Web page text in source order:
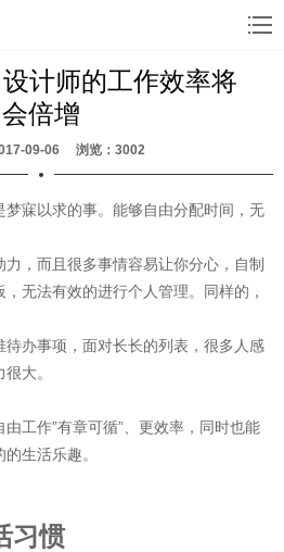
计师的工作效率将
会倍增
09-06 浏览：3002
寐以求的事。能够自由分配时间，无
，而且很多事情容易让你分心，自制
无法有效的进行个人管理。同样的，
办事项，面对长长的列表，很多人感
大。
工作”有章可循”、更效率，同时也能
生活乐趣。
习惯